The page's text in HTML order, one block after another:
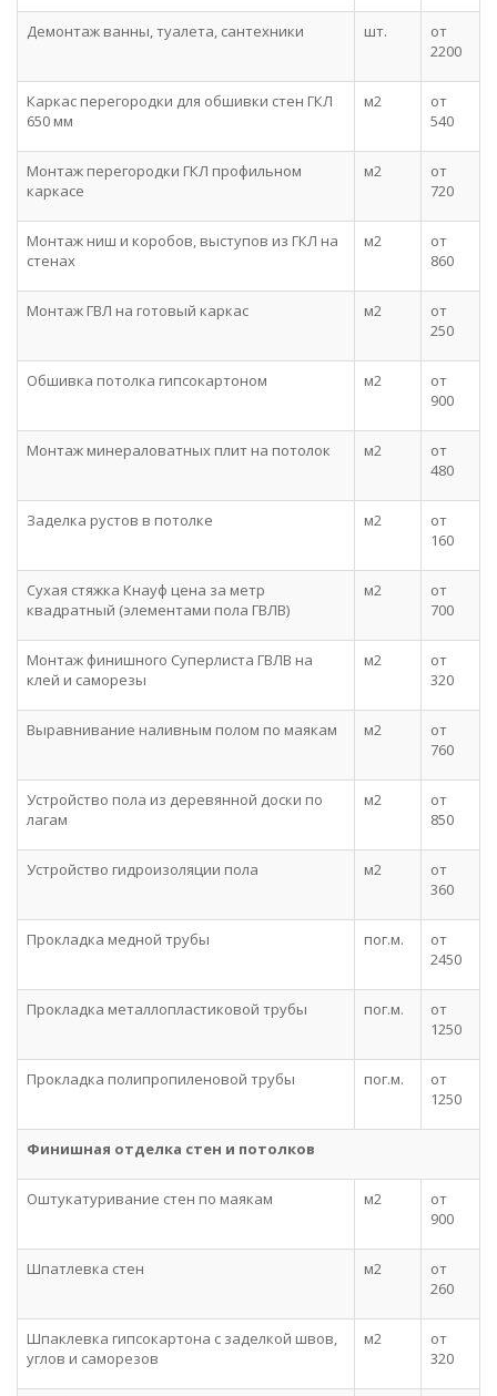
Демонтаж ванны, туалета, сантехники шт.
от
2200
Каркас перегородки для обшивки стен ГКЛ
650 мм
м2
от
540
Монтаж перегородки ГКЛ профильном
каркасе
м2
от
720
Монтаж ниш и коробов, выступов из ГКЛ на
стенах
м2
от
860
Монтаж ГВЛ на готовый каркас м2
от
250
Обшивка потолка гипсокартоном м2
от
900
Монтаж минераловатных плит на потолок м2
от
480
Заделка рустов в потолке м2
от
160
Сухая стяжка Кнауф цена за метр
квадратный (элементами пола ГВЛВ)
м2
от
700
Монтаж финишного Суперлиста ГВЛВ на
клей и саморезы
м2
от
320
Выравнивание наливным полом по маякам м2
от
760
Устройство пола из деревянной доски по
лагам
м2
от
850
Устройство гидроизоляции пола м2
от
360
Прокладка медной трубы пог.м.
от
2450
Прокладка металлопластиковой трубы пог.м.
от
1250
Прокладка полипропиленовой трубы пог.м.
от
1250
Финишная отделка стен и потолков
Оштукатуривание стен по маякам м2
от
900
Шпатлевка стен м2
от
260
Шпаклевка гипсокартона с заделкой швов,
углов и саморезов
м2
от
320